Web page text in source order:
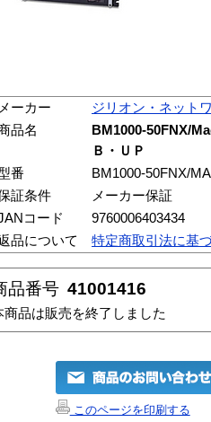
メーカー
ジリオン・ネット
品名
BM1000-50FNX/
Ｂ・ＵＰ
番
BM1000-50FNX/
証条件
メーカー保証
コード
9760006403434
品について
特定商取引法に基
品番号 41001416
商品は販売を終了しました
このページを印刷する